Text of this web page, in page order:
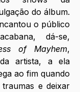
do álbum.
o público
dá-se,
of Mayhem,
artista, a ela
ao fim quando
e deixar